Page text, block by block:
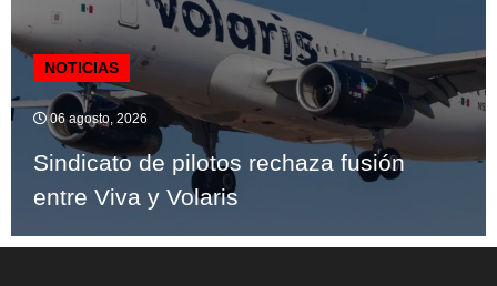
NOTICIAS
06 agosto, 2026
Sindicato de pilotos rechaza fusión
entre Viva y Volaris